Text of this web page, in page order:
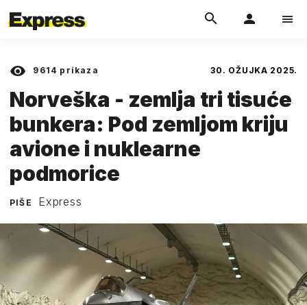
9614 prikaza 30. OŽUJKA 2025.
Norveška - zemlja tri tisuće
bunkera: Pod zemljom kriju
avione i nuklearne
podmorice
PIŠE Express